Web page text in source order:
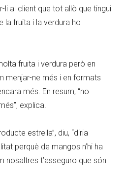
li al client que tot allò que tingui
la fruita i la verdura ho
fruita i verdura però en
menjar-ne més i en formats
més. En resum, “no
explica.
estrella”, diu, “diria
perquè de mangos n’hi ha
nosaltres t’asseguro que són